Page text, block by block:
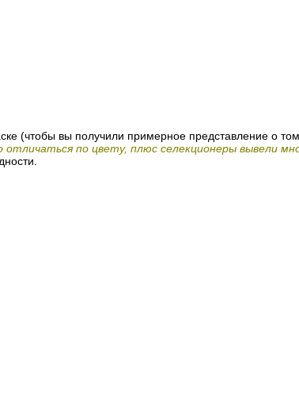
(чтобы вы получили примерное представление о
по цвету, плюс селекционеры вывели